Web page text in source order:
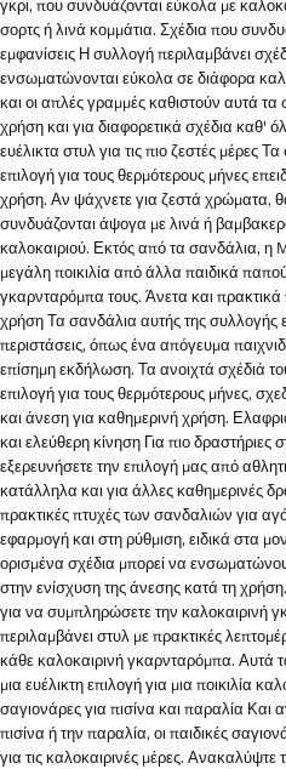
γκρι, που συνδυάζονται εύκολα με
σορτς ή λινά κομμάτια. Σχέδια που
εμφανίσεις Η συλλογή περιλαμβάνει
ενσωματώνονται εύκολα σε διάφορα
και οι απλές γραμμές καθιστούν αυτά
χρήση και για διαφορετικά σχέδια καθ'
ευέλικτα στυλ για τις πιο ζεστές μέρες
επιλογή για τους θερμότερους μήνες
χρήση. Αν ψάχνετε για ζεστά χρώματα,
συνδυάζονται άψογα με λινά ή
καλοκαιριού. Εκτός από τα σανδάλια, η
μεγάλη ποικιλία από άλλα παιδικά
γκαρνταρόμπα τους. Άνετα και
χρήση Τα σανδάλια αυτής της συλλογής
περιστάσεις, όπως ένα απόγευμα
επίσημη εκδήλωση. Τα ανοιχτά σχέδιά
επιλογή για τους θερμότερους μήνες,
και άνεση για καθημερινή χρήση.
και ελεύθερη κίνηση Για πιο δραστήριες
εξερευνήσετε την επιλογή μας από
κατάλληλα και για άλλες καθημερινές
πρακτικές πτυχές των σανδαλιών για
εφαρμογή και στη ρύθμιση, ειδικά στα
ορισμένα σχέδια μπορεί να
στην ενίσχυση της άνεσης κατά τη
για να συμπληρώσετε την
περιλαμβάνει στυλ με πρακτικές
κάθε καλοκαιρινή γκαρνταρόμπα. Αυτά
μια ευέλικτη επιλογή για μια ποικιλία
σαγιονάρες για πισίνα και παραλία Και
πισίνα ή την παραλία, οι παιδικές
για τις καλοκαιρινές μέρες. Ανακαλύψτε